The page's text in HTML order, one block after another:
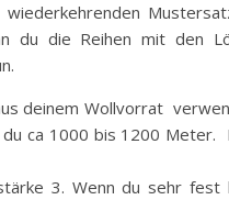
du die Reihen mit den
deinem Wollvorrat
ca 1000 bis 1200 Meter.
3. Wenn du sehr fest